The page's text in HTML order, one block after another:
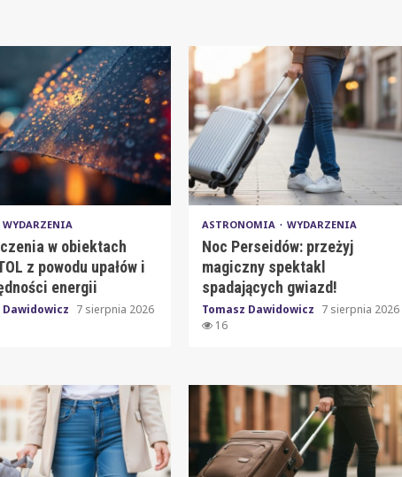
WYDARZENIA
w obiektach
z powodu upałów i
energii
Dawidowicz 7 sierpnia 2026
ASTRONOMIA WYDARZENIA
Noc Perseidów: przeżyj
magiczny spektakl
spadających gwiazd!
Tomasz Dawidowicz 7 sierpnia 2026
16